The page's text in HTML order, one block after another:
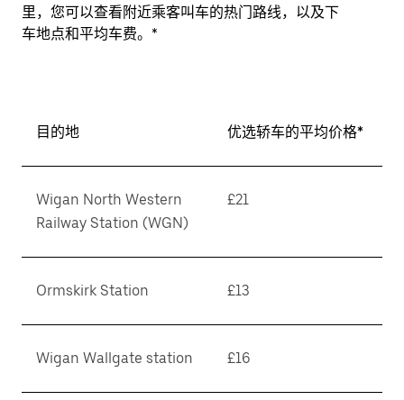
里，您可以查看附近乘客叫车的热门路线，以及下
车地点和平均车费。*
目的地 优选轿车的平均价格*
Wigan North Western
Railway Station (WGN)
£21
Ormskirk Station £13
Wigan Wallgate station £16